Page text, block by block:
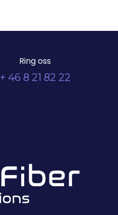
Ring oss
+ 46 8 21 82 22